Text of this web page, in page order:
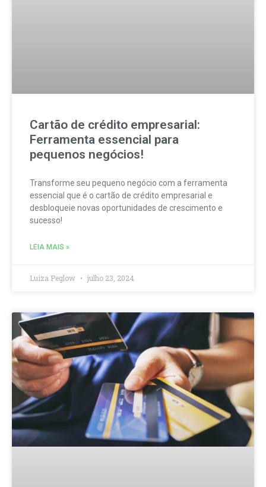
Cartão de crédito empresarial:
Ferramenta essencial para
pequenos negócios!
Transforme seu pequeno negócio com a ferramenta
essencial que é o cartão de crédito empresarial e
desbloqueie novas oportunidades de crescimento e
sucesso!
LEIA MAIS »
Luiza Peglow julho 23, 2024